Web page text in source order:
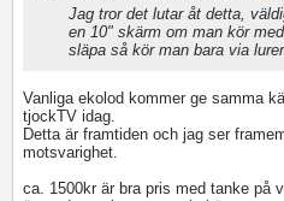
Jag tror det lutar åt detta,
en 10" skärm om man kör
släpa så kör man bara via
Vanliga ekolod kommer ge samma
tjockTV idag.
Detta är framtiden och jag ser
motsvarighet.
ca. 1500kr är bra pris med tanke på